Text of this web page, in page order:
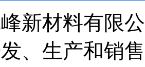
新材料有限
、生产和销